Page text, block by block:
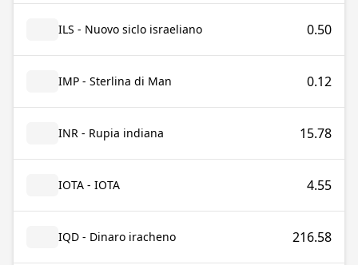
ILS - Nuovo siclo israeliano 0.50
IMP - Sterlina di Man 0.12
INR - Rupia indiana 15.78
IOTA - IOTA 4.55
IQD - Dinaro iracheno 216.58